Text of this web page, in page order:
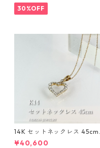
30%OFF
14K セットネックレス 45cm 1
mm
¥40,600